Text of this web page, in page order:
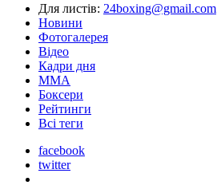
Для листів: 24boxing@gmail.com
Новини
Фотогалерея
Відео
Кадри дня
ММА
Боксери
Рейтинги
Всі теги
facebook
twitter